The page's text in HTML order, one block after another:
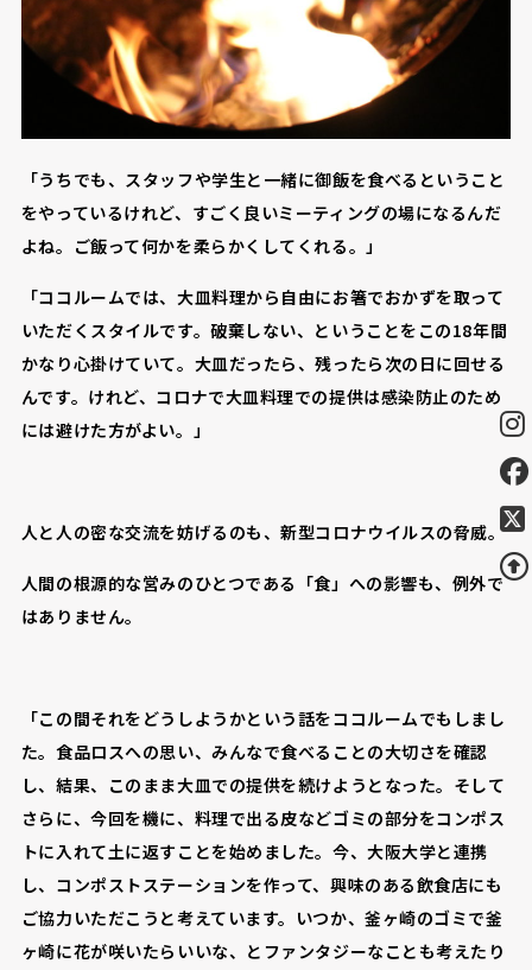
「うちでも、スタッフや学生と一緒に御飯を食べるということ
をやっているけれど、すごく良いミーティングの場になるんだ
よね。ご飯って何かを柔らかくしてくれる。」
「ココルームでは、大皿料理から自由にお箸でおかずを取って
いただくスタイルです。破棄しない、ということをこの18年間
かなり心掛けていて。大皿だったら、残ったら次の日に回せる
んです。けれど、コロナで大皿料理での提供は感染防止のため
には避けた方がよい。」
人と人の密な交流を妨げるのも、新型コロナウイルスの脅威。
人間の根源的な営みのひとつである「食」への影響も、例外で
はありません。
「この間それをどうしようかという話をココルームでもしまし
た。食品ロスへの思い、みんなで食べることの大切さを確認
し、結果、このまま大皿での提供を続けようとなった。そして
さらに、今回を機に、料理で出る皮などゴミの部分をコンポス
トに入れて土に返すことを始めました。今、大阪大学と連携
し、コンポストステーションを作って、興味のある飲食店にも
ご協力いただこうと考えています。いつか、釜ヶ崎のゴミで釜
ヶ崎に花が咲いたらいいな、とファンタジーなことも考えたり